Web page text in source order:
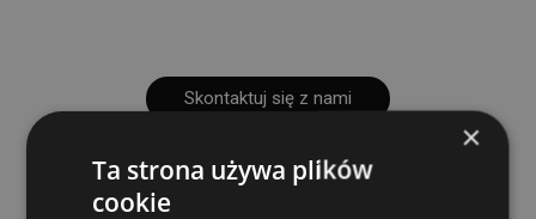
Skontaktuj się z nami
×
Ta strona używa plików
cookie